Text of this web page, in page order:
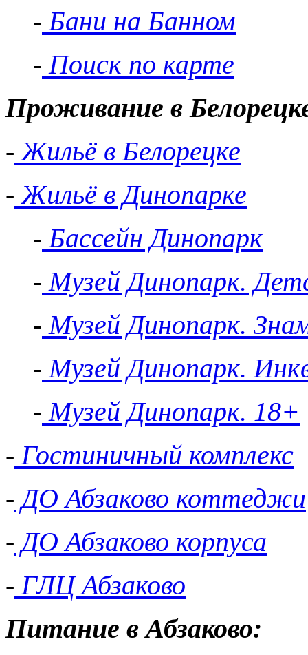
- Бани на Банном
- Поиск по карте
Проживание в
- Жильё в Белорецке
- Жильё в Динопарке
- Бассейн Динопарк
- Музей Динопарк.
- Музей Динопарк.
- Музей Динопарк.
- Музей Динопарк. 18+
- Гостиничный комплекс
- ДО Абзаково коттеджи
- ДО Абзаково корпуса
- ГЛЦ Абзаково
Питание в Абзаково: